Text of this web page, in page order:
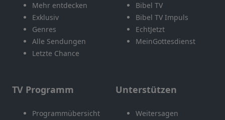
Mehr entdecken
Exklusiv
Genres
Alle Sendungen
Letzte Chance
Bibel TV
Bibel TV Impuls
EchtJetzt
MeinGottesdienst
TV Programm
Programmübersicht
Unterstützen
Weitersagen